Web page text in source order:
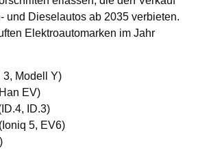
und Dieselautos ab 2035 verbieten.
Elektroautomarken im Jahr
3, Modell Y)
EV)
ID.3)
5, EV6)